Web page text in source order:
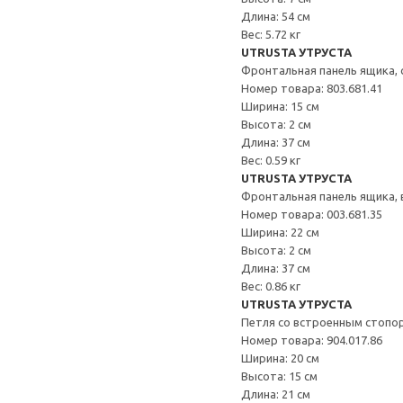
Длина: 54 см
Вес: 5.72 кг
UTRUSTA УТРУСТА
Фронтальная панель ящика,
Номер товара: 803.681.41
Ширина: 15 см
Высота: 2 см
Длина: 37 см
Вес: 0.59 кг
UTRUSTA УТРУСТА
Фронтальная панель ящика,
Номер товара: 003.681.35
Ширина: 22 см
Высота: 2 см
Длина: 37 см
Вес: 0.86 кг
UTRUSTA УТРУСТА
Петля со встроенным
Номер товара: 904.017.86
Ширина: 20 см
Высота: 15 см
Длина: 21 см